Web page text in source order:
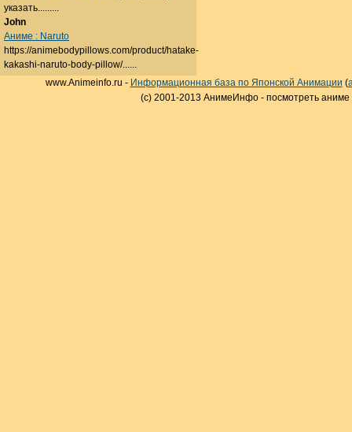
указать.........
John
Аниме : Naruto
https://animebodypillows.com/product/hatake-
kakashi-naruto-body-pillow/......
www.Animeinfo.ru - Информационная база по Японской Анимации (
(c) 2001-2013 АнимеИнфо - посмотреть аниме